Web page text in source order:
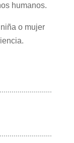
humanos.
o mujer